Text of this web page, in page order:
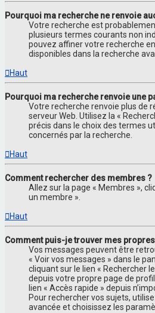
Pourquoi ma recherche ne renvoie
Votre recherche est
plusieurs termes courants non
pouvez affiner votre recherche
disponibles dans la recherche
Haut
Pourquoi ma recherche renvoie une
Votre recherche renvoie plus de
serveur Web. Utilisez la «
précis dans le choix des termes
concernés par la recherche.
Haut
Comment rechercher des membres ?
Allez sur la page « Membres »,
un membre ».
Haut
Comment puis-je trouver mes
Vos messages peuvent être
« Voir vos messages » dans le
cliquant sur le lien « Rechercher
depuis votre propre page de
lien « Accès rapide » depuis
Pour rechercher vos sujets,
avancée et choisissez les